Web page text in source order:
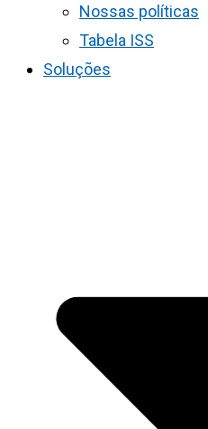
Nossas políticas
Tabela ISS
Soluções